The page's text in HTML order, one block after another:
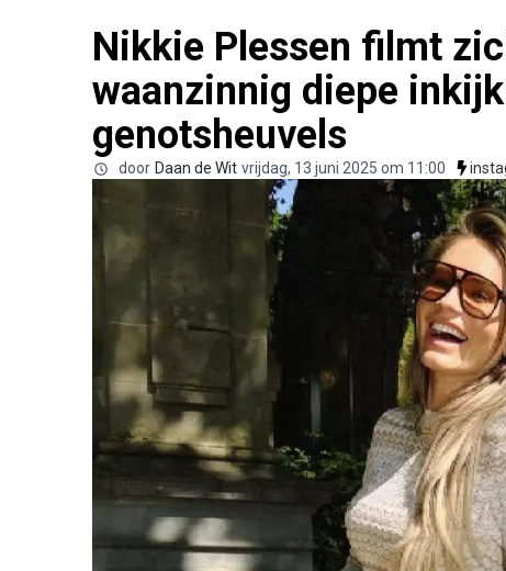
Nikkie Plessen filmt
waanzinnig diepe
genotsheuvels
door Daan de Wit vrijdag, 13 juni 2025 om 11:00